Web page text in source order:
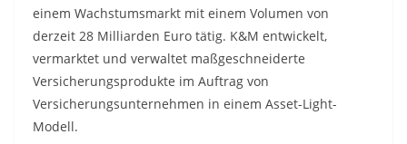
einem Wachstumsmarkt mit einem Volumen von
derzeit 28 Milliarden Euro tätig. K&M entwickelt,
vermarktet und verwaltet maßgeschneiderte
Versicherungsprodukte im Auftrag von
Versicherungsunternehmen in einem Asset-Light-
Modell.